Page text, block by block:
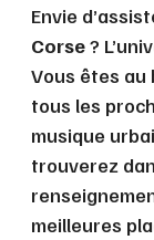
Envie
Corse?
Vous êtes au
tous les
musique
trouverez
meilleures